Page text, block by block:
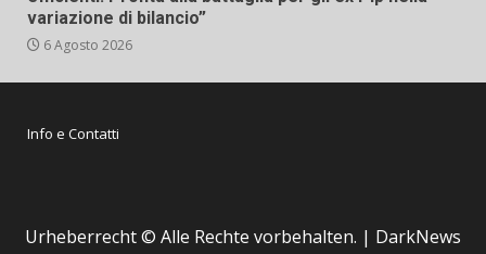
variazione di bilancio”
6 Agosto 2026
Info e Contatti
Urheberrecht © Alle Rechte vorbehalten. | DarkNews